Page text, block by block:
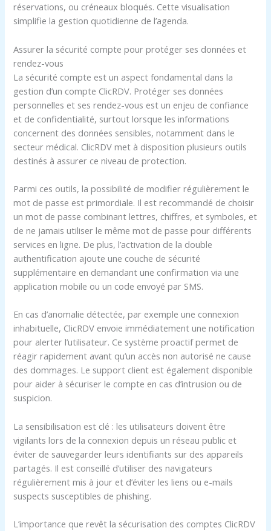
réservations, ou créneaux bloqués. Cette visualisation
simplifie la gestion quotidienne de l’agenda.
Assurer la sécurité compte pour protéger ses données et
rendez-vous
La sécurité compte est un aspect fondamental dans la
gestion d’un compte ClicRDV. Protéger ses données
personnelles et ses rendez-vous est un enjeu de confiance
et de confidentialité, surtout lorsque les informations
concernent des données sensibles, notamment dans le
secteur médical. ClicRDV met à disposition plusieurs outils
destinés à assurer ce niveau de protection.
Parmi ces outils, la possibilité de modifier régulièrement le
mot de passe est primordiale. Il est recommandé de choisir
un mot de passe combinant lettres, chiffres, et symboles, et
de ne jamais utiliser le même mot de passe pour différents
services en ligne. De plus, l’activation de la double
authentification ajoute une couche de sécurité
supplémentaire en demandant une confirmation via une
application mobile ou un code envoyé par SMS.
En cas d’anomalie détectée, par exemple une connexion
inhabituelle, ClicRDV envoie immédiatement une notification
pour alerter l’utilisateur. Ce système proactif permet de
réagir rapidement avant qu’un accès non autorisé ne cause
des dommages. Le support client est également disponible
pour aider à sécuriser le compte en cas d’intrusion ou de
suspicion.
La sensibilisation est clé : les utilisateurs doivent être
vigilants lors de la connexion depuis un réseau public et
éviter de sauvegarder leurs identifiants sur des appareils
partagés. Il est conseillé d’utiliser des navigateurs
régulièrement mis à jour et d’éviter les liens ou e-mails
suspects susceptibles de phishing.
L’importance que revêt la sécurisation des comptes ClicRDV